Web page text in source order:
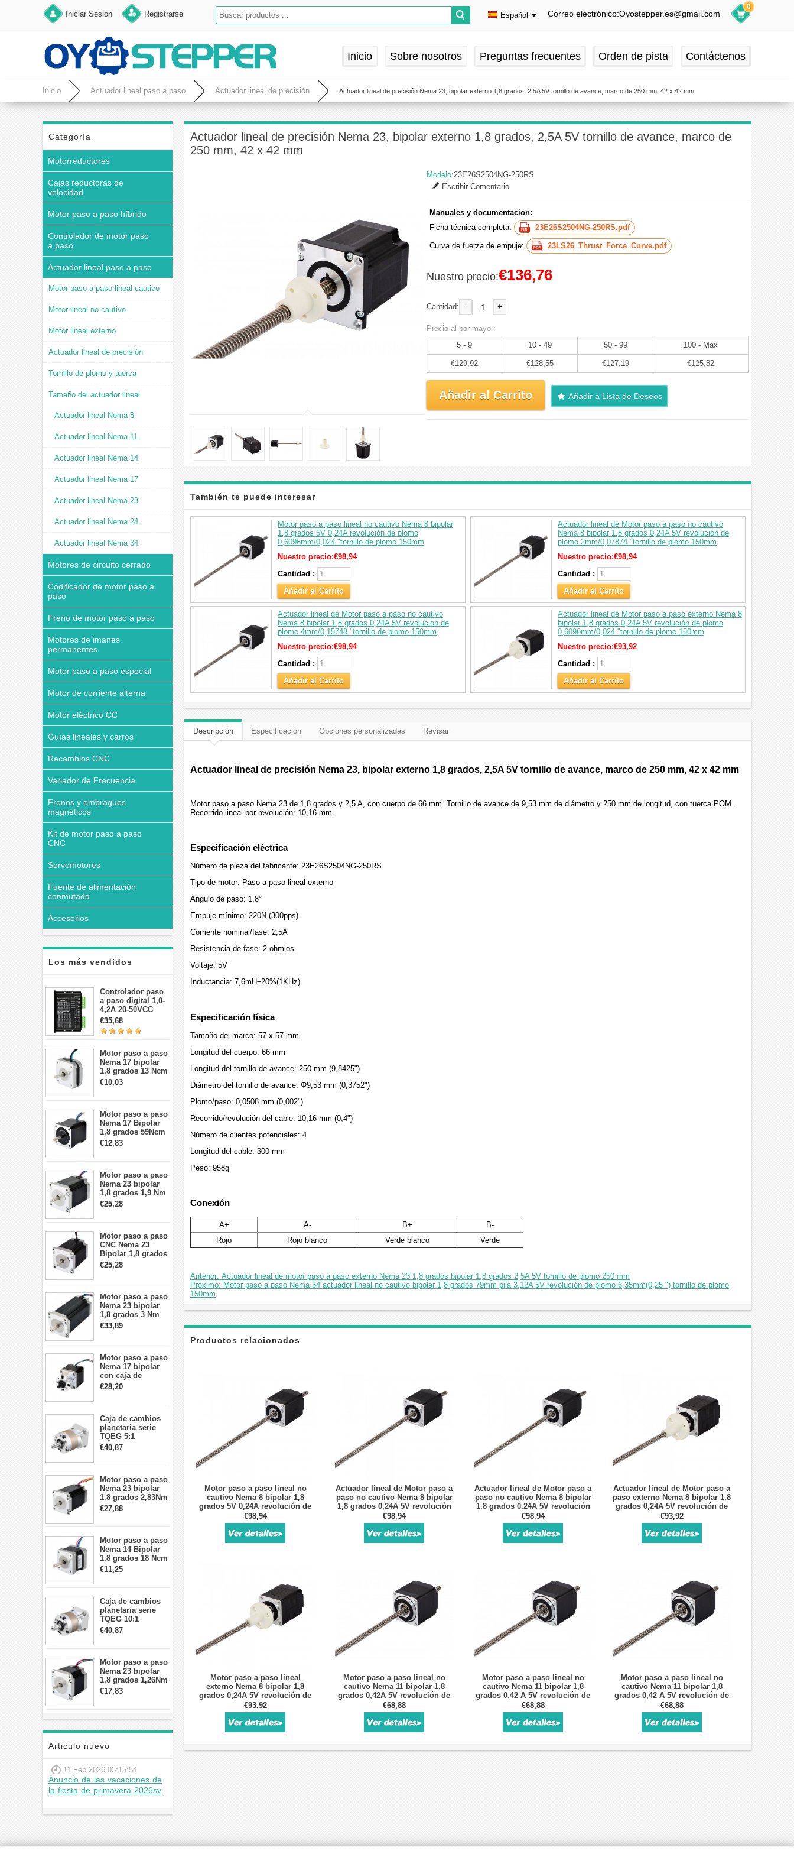
Iniciar Sesión Registrarse Español
Deutsch
Español
Correo electrónico:Oyostepper.es@gmail.com
0
Inicio Sobre nosotros Preguntas frecuentes Orden de pista Contáctenos
Inicio Actuador lineal paso a paso Actuador lineal de precisión Actuador lineal de precisión Nema 23, bipolar externo 1,8 grados, 2,5A 5V tornillo de avance, marco de 250 mm, 42 x 42 mm
Categoría
Motorreductores
Cajas reductoras de
velocidad
Motor paso a paso híbrido
Controlador de motor paso
a paso
Actuador lineal paso a paso
Motor paso a paso lineal cautivo
Motor lineal no cautivo
Motor lineal externo
Actuador lineal de precisión
Tornillo de plomo y tuerca
Tamaño del actuador lineal
Actuador lineal Nema 8
Actuador lineal Nema 11
Actuador lineal Nema 14
Actuador lineal Nema 17
Actuador lineal Nema 23
Actuador lineal Nema 24
Actuador lineal Nema 34
Motores de circuito cerrado
Codificador de motor paso a
paso
Freno de motor paso a paso
Motores de imanes
permanentes
Motor paso a paso especial
Motor de corriente alterna
Motor eléctrico CC
Guías lineales y carros
Recambios CNC
Variador de Frecuencia
Frenos y embragues
magnéticos
Kit de motor paso a paso
CNC
Servomotores
Fuente de alimentación
conmutada
Accesorios
Los más vendidos
Controlador paso
a paso digital 1,0-
4,2A 20-50VCC
para motor paso a
paso Nema 17, 23,
24
€35,68
Motor paso a paso
Nema 17 bipolar
1,8 grados 13 Ncm
1A 3,5 V
42x42x20mm 4
€10,03
Motor paso a paso
Nema 17 Bipolar
1,8 grados 59Ncm
2A 42x48mm 4
cables compatible
€12,83
Motor paso a paso
Nema 23 bipolar
1,8 grados 1,9 Nm
2,8 A 3,2 V
57x57x76mm 4
€25,28
Motor paso a paso
CNC Nema 23
Bipolar 1,8 grados
1,9 Nm 3A 3,36 V
57x57x76mm 4
€25,28
Motor paso a paso
Nema 23 bipolar
1,8 grados 3 Nm
4,2A 57x57x114mm
motor paso a paso
€33,89
Motor paso a paso
Nema 17 bipolar
con caja de
cambios planetaria
5:1 longitud 33mm
Robot CNC DIY
€28,20
Caja de cambios
planetaria serie
TQEG 5:1
contragolpe 15
arcmin para motor
€40,87
Motor paso a paso
Nema 23 bipolar
1,8 grados 2,83Nm
4A 2,26 V
57x57x84mm 8
€27,88
Motor paso a paso
Nema 14 Bipolar
1,8 grados 18 Ncm
0,8 A 5,74 V 35 x
35 x 34 mm 4
€11,25
Caja de cambios
planetaria serie
TQEG 10:1
contragolpe 15
arcmin para motor
€40,87
Motor paso a paso
Nema 23 bipolar
1,8 grados 1,26Nm
2,8A 2,5V
57x57x56mm 4
€17,83
Articulo nuevo
11 Feb 2026 03:15:54
Anuncio de las vacaciones de
la fiesta de primavera 2026sv
Actuador lineal de precisión Nema 23, bipolar externo 1,8 grados, 2,5A 5V tornillo de avance, marco de
250 mm, 42 x 42 mm
Modelo:23E26S2504NG-250RS
Escribir Comentario
Manuales y documentacion:
Ficha técnica completa:
23E26S2504NG-250RS.pdf
Curva de fuerza de empuje: 23LS26_Thrust_Force_Curve.pdf
Nuestro precio:€136,76
Cantidad: - +
Precio al por mayor:
5 - 9
10 - 49 50 - 99 100 - Max
€129,92 €128,55 €127,19 €125,82
Añadir al Carrito Añadir a Lista de Deseos
También te puede interesar
Motor paso a paso lineal no cautivo Nema 8 bipolar
1,8 grados 5V 0,24A revolución de plomo
0,6096mm/0,024 "tornillo de plomo 150mm
Nuestro precio:€98,94
Cantidad :
Añadir al Carrito
Actuador lineal de Motor paso a paso no cautivo
Nema 8 bipolar 1,8 grados 0,24A 5V revolución de
plomo 2mm/0,07874 "tornillo de plomo 150mm
Nuestro precio:€98,94
Cantidad :
Añadir al Carrito
Actuador lineal de Motor paso a paso no cautivo
Nema 8 bipolar 1,8 grados 0,24A 5V revolución de
plomo 4mm/0,15748 "tornillo de plomo 150mm
Nuestro precio:€98,94
Cantidad :
Añadir al Carrito
Actuador lineal de Motor paso a paso externo Nema 8
bipolar 1,8 grados 0,24A 5V revolución de plomo
0,6096mm/0,024 "tornillo de plomo 150mm
Nuestro precio:€93,92
Cantidad :
Añadir al Carrito
Descripción Especificación Opciones personalizadas Revisar
Actuador lineal de precisión Nema 23, bipolar externo 1,8 grados, 2,5A 5V tornillo de avance, marco de 250 mm, 42 x 42 mm
Motor paso a paso Nema 23 de 1,8 grados y 2,5 A, con cuerpo de 66 mm. Tornillo de avance de 9,53 mm de diámetro y 250 mm de longitud, con tuerca POM.
Recorrido lineal por revolución: 10,16 mm.
Especificación eléctrica
Número de pieza del fabricante: 23E26S2504NG-250RS
Tipo de motor: Paso a paso lineal externo
Ángulo de paso: 1,8°
Empuje mínimo: 220N (300pps)
Corriente nominal/fase: 2,5A
Resistencia de fase: 2 ohmios
Voltaje: 5V
Inductancia: 7,6mH±20%(1KHz)
Especificación física
Tamaño del marco: 57 x 57 mm
Longitud del cuerpo: 66 mm
Longitud del tornillo de avance: 250 mm (9,8425")
Diámetro del tornillo de avance: Φ9,53 mm (0,3752")
Plomo/paso: 0,0508 mm (0,002")
Recorrido/revolución del cable: 10,16 mm (0,4")
Número de clientes potenciales: 4
Longitud del cable: 300 mm
Peso: 958g
Conexión
A+ A- B+
B-
Rojo
Rojo blanco Verde blanco Verde
Anterior: Actuador lineal de motor paso a paso externo Nema 23 1,8 grados bipolar 1,8 grados 2,5A 5V tornillo de plomo 250 mm
Próximo: Motor paso a paso Nema 34 actuador lineal no cautivo bipolar 1,8 grados 79mm pila 3,12A 5V revolución de plomo 6,35mm(0,25 ") tornillo de plomo
150mm
Productos relacionados
Motor paso a paso lineal no
cautivo Nema 8 bipolar 1,8
grados 5V 0,24A revolución de
plomo 0,6096mm/0,024 "tornillo
de plomo 150mm
€98,94
Actuador lineal de Motor paso a
paso no cautivo Nema 8 bipolar
1,8 grados 0,24A 5V revolución
de plomo 2mm/0,07874 "tornillo
de plomo 150mm
€98,94
Actuador lineal de Motor paso a
paso no cautivo Nema 8 bipolar
1,8 grados 0,24A 5V revolución
de plomo 4mm/0,15748 "tornillo
de plomo 150mm
€98,94
Actuador lineal de Motor paso a
paso externo Nema 8 bipolar 1,8
grados 0,24A 5V revolución de
plomo 0,6096mm/0,024 "tornillo
de plomo 150mm
€93,92
Motor paso a paso lineal
externo Nema 8 bipolar 1,8
grados 0,24A 5V revolución de
plomo 2mm/0,07874 "tornillo de
plomo 150mm
€93,92
Motor paso a paso lineal no
cautivo Nema 11 bipolar 1,8
grados 0,42A 5V revolución de
plomo 0,635mm/0,025 "tornillo
de plomo 150mm
€68,88
Motor paso a paso lineal no
cautivo Nema 11 bipolar 1,8
grados 0,42 A 5V revolución de
plomo 2,54mm/0,1 "tornillo de
plomo 150mm
€68,88
Motor paso a paso lineal no
cautivo Nema 11 bipolar 1,8
grados 0,42 A 5V revolución de
plomo 5,08mm/0,2 "tornillo de
plomo 150mm
€68,88